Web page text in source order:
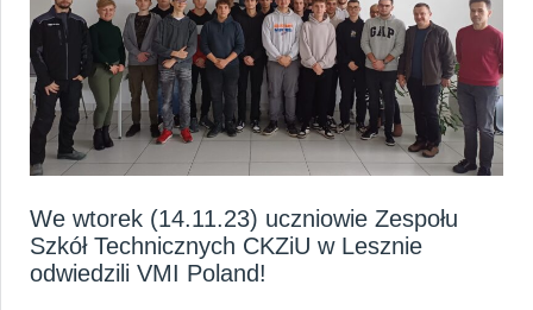
KARIERA
AKTUALNOŚCI
We wtorek (14.11.23) uczniowie Zespołu
Szkół Technicznych CKZiU w Lesznie
odwiedzili VMI Poland!